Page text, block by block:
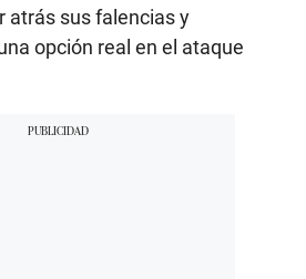
atrás sus falencias y
opción real en el ataque